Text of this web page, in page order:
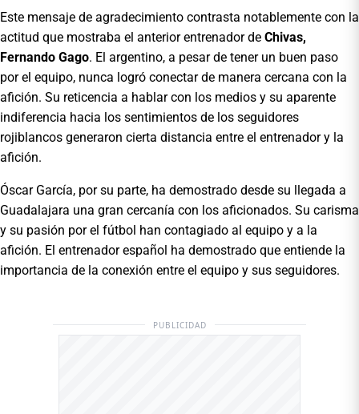
Este mensaje de agradecimiento contrasta notablemente con la
actitud que mostraba el anterior entrenador de Chivas,
Fernando Gago. El argentino, a pesar de tener un buen paso
por el equipo, nunca logró conectar de manera cercana con la
afición. Su reticencia a hablar con los medios y su aparente
indiferencia hacia los sentimientos de los seguidores
rojiblancos generaron cierta distancia entre el entrenador y la
afición.
Óscar García, por su parte, ha demostrado desde su llegada a
Guadalajara una gran cercanía con los aficionados. Su carisma
y su pasión por el fútbol han contagiado al equipo y a la
afición. El entrenador español ha demostrado que entiende la
importancia de la conexión entre el equipo y sus seguidores.
PUBLICIDAD